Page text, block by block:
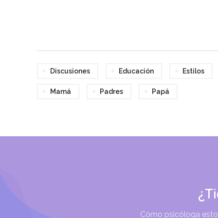
Discusiones Educación Estilos
Mamá Padres Papá
Cómo psicóloga